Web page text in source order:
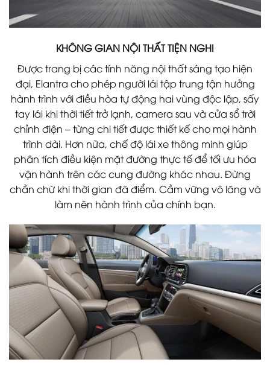
KHÔNG GIAN NỘI THẤT TIỆN NGHI
Được trang bị các tính năng nội thất sáng tạo hiện
đại, Elantra cho phép người lái tập trung tận hưởng
hành trình với điều hòa tự động hai vùng độc lập, sấy
tay lái khi thời tiết trở lạnh, camera sau và cửa sổ trời
chỉnh điện – từng chi tiết được thiết kế cho mọi hành
trình dài. Hơn nữa, chế độ lái xe thông minh giúp
phân tích điều kiện mặt đường thực tế để tối ưu hóa
vận hành trên các cung đường khác nhau. Đừng
chần chừ khi thời gian đã điểm. Cầm vững vô lăng và
làm nên hành trình của chính bạn.